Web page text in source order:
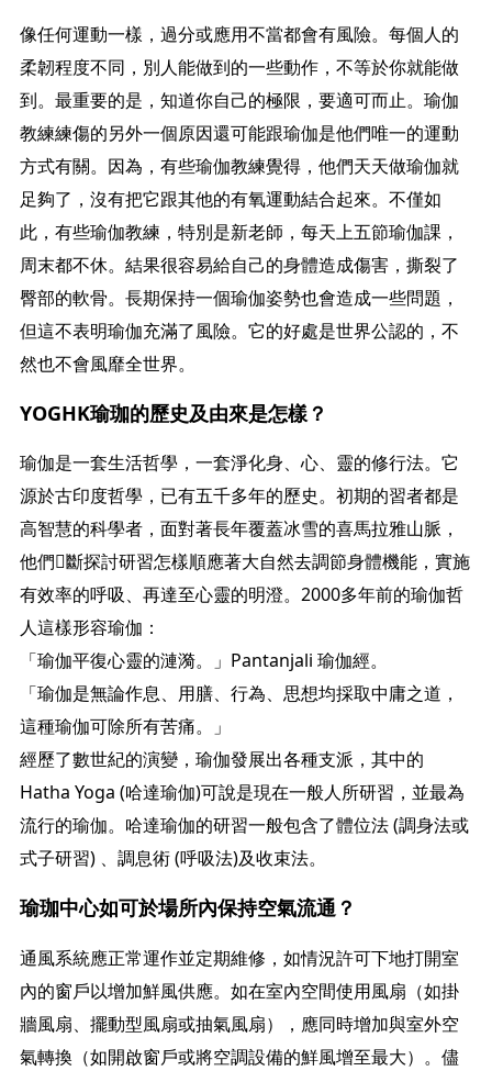
像任何運動一樣，過分或應用不當都會有風險。每個人的
柔韌程度不同，別人能做到的一些動作，不等於你就能做
到。最重要的是，知道你自己的極限，要適可而止。瑜伽
教練練傷的另外一個原因還可能跟瑜伽是他們唯一的運動
方式有關。因為，有些瑜伽教練覺得，他們天天做瑜伽就
足夠了，沒有把它跟其他的有氧運動結合起來。不僅如
此，有些瑜伽教練，特別是新老師，每天上五節瑜伽課，
周末都不休。結果很容易給自己的身體造成傷害，撕裂了
臀部的軟骨。長期保持一個瑜伽姿勢也會造成一些問題，
但這不表明瑜伽充滿了風險。它的好處是世界公認的，不
然也不會風靡全世界。
YOGHK瑜珈的歷史及由來是怎樣？
瑜伽是一套生活哲學，一套淨化身、心、靈的修行法。它
源於古印度哲學，已有五千多年的歷史。初期的習者都是
高智慧的科學者，面對著長年覆蓋冰雪的喜馬拉雅山脈，
他們斷探討研習怎樣順應著大自然去調節身體機能，實施
有效率的呼吸、再達至心靈的明澄。2000多年前的瑜伽哲
人這樣形容瑜伽：
「瑜伽平復心靈的漣漪。」Pantanjali 瑜伽經。
「瑜伽是無論作息、用膳、行為、思想均採取中庸之道，
這種瑜伽可除所有苦痛。」
經歷了數世紀的演變，瑜伽發展出各種支派，其中的
Hatha Yoga (哈達瑜伽)可說是現在一般人所研習，並最為
流行的瑜伽。哈達瑜伽的研習一般包含了體位法 (調身法或
式子研習) 、調息術 (呼吸法)及收束法。
瑜珈中心如可於場所內保持空氣流通？
通風系統應正常運作並定期維修，如情況許可下地打開室
內的窗戶以增加鮮風供應。如在室內空間使用風扇（如掛
牆風扇、擺動型風扇或抽氣風扇），應同時增加與室外空
氣轉換（如開啟窗戶或將空調設備的鮮風增至最大）。儘